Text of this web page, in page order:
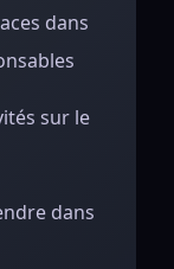
dans
sur le
dans